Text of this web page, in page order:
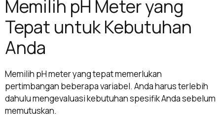
Memilih pH Meter yang
Tepat untuk Kebutuhan
Anda
Memilih pH meter yang tepat memerlukan
pertimbangan beberapa variabel. Anda harus terlebih
dahulu mengevaluasi kebutuhan spesifik Anda sebelum
memutuskan.